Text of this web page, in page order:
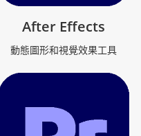
After Effects
動態圖形和視覺效果工具